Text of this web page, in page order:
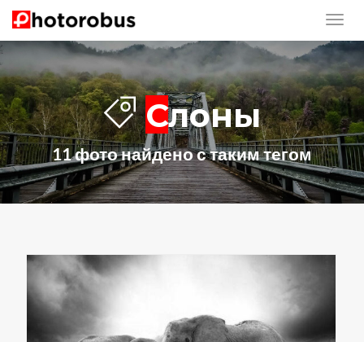
Слоны
11 фото найдено с таким тегом